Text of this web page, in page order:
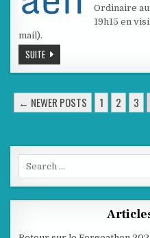
Ordinaire
19h15 en
mail).
SUITEASSEMBLÉE
GÉNÉRALE
PAGINATION
DES
PUBLICATIONS
← NEWER POSTS 1 2 3